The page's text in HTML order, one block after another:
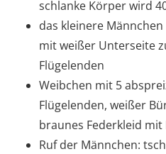
schlanke Körper wird
das kleinere
mit weißer Unterseite
Flügelenden
Weibchen mit 5
Flügelenden, weißer
braunes Federkleid
Ruf der Männchen: